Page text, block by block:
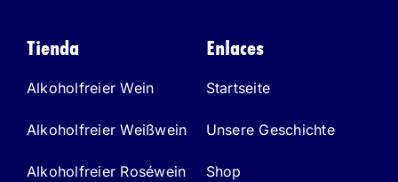
Tienda
Alkoholfreier Wein
Alkoholfreier Weißwein
Alkoholfreier Roséwein
Enlaces
Startseite
Unsere Geschichte
Shop